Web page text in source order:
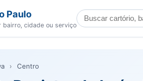
Paulo
bairro, cidade ou serviço
Buscar cartório
› Centro